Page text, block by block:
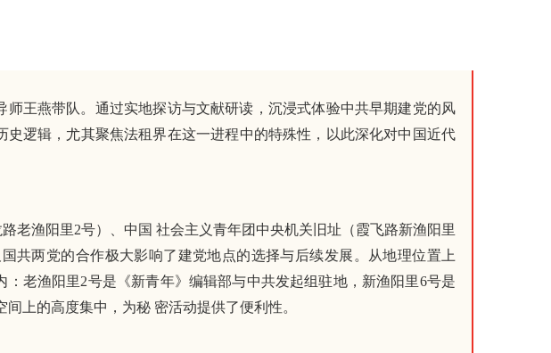
师王燕带队。通过实地探访与文献研读，沉浸式体验中共早期建党的风
逻辑，尤其聚焦法租界在这一进程中的特殊性，以此深化对中国近代
老渔阳里2号）、中国 社会主义青年团中央机关旧址（霞飞路新渔阳里
共两党的合作极大影响了建党地点的选择与后续发展。从地理位置上
老渔阳里2号是《新青年》编辑部与中共发起组驻地，新渔阳里6号是
上的高度集中，为秘 密活动提供了便利性。